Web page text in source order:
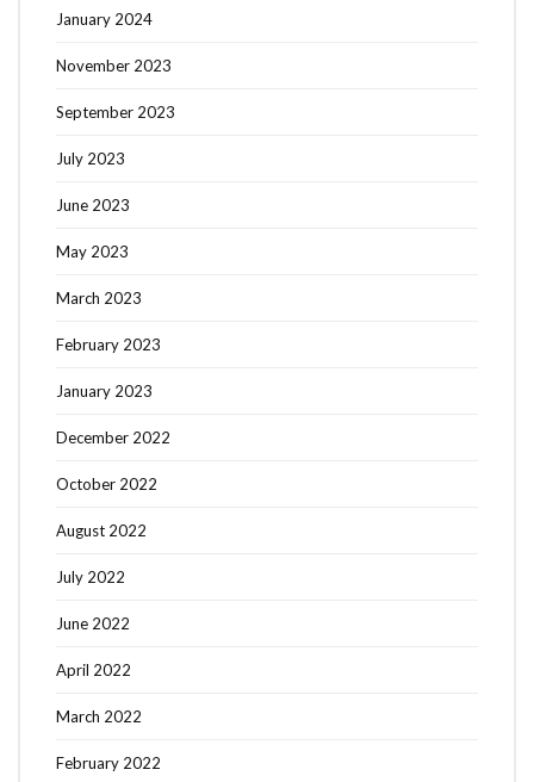
January 2024
November 2023
September 2023
July 2023
June 2023
May 2023
March 2023
February 2023
January 2023
December 2022
October 2022
August 2022
July 2022
June 2022
April 2022
March 2022
February 2022